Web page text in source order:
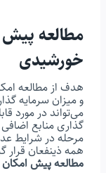
مطالعه پیش
خورشیدی
هدف از مطالعه
و میزان سرمایه
می‌تواند در مورد
گذاری منابع
مرحله در شرایط
همه ذینفعان قرار
مطالعه پیش